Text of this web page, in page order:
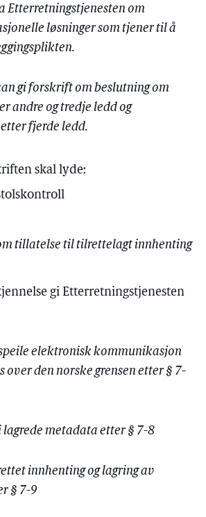
Etterretningstjenesten om
løsninger som tjener til å
gi forskrift om beslutning om
andre og tredje ledd og
fjerde ledd.
skal lyde:
tillatelse til tilrettelagt innhenting
gi Etterretningstjenesten
elektronisk kommunikasjon
over den norske grensen etter § 7-
lagrede metadata etter § 7-8
innhenting og lagring av
§ 7-9